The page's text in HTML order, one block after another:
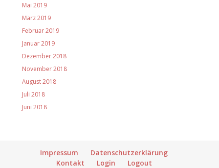
Mai 2019
März 2019
Februar 2019
Januar 2019
Dezember 2018
November 2018
August 2018
Juli 2018
Juni 2018
Impressum
Datenschutzerklärung
Kontakt
Login Logout